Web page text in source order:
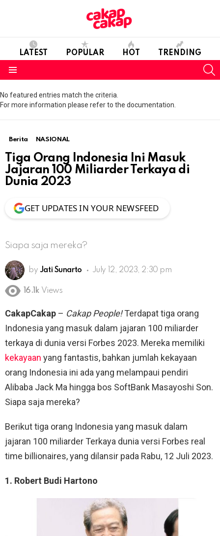
LATEST POPULAR HOT TRENDING
No featured entries match the criteria.
For more information please refer to the documentation.
Berita NASIONAL
Tiga Orang Indonesia Ini Masuk
Jajaran 100 Miliarder Terkaya di
Dunia 2023
GET UPDATES IN YOUR NEWSFEED
Siapa saja mereka?
by Jati Sunarto July 12, 2023, 2:30 pm
16.1k Views
CakapCakap – Cakap People!Terdapat tiga orang
Indonesia yang masuk dalam jajaran 100 miliarder
terkaya di dunia versi Forbes 2023. Mereka memiliki
kekayaan yang fantastis, bahkan jumlah kekayaan
orang Indonesia ini ada yang melampaui pendiri
Alibaba Jack Ma hingga bos SoftBank Masayoshi Son.
Siapa saja mereka?
Berikut tiga orang Indonesia yang masuk dalam
jajaran 100 miliarder Terkaya dunia versi Forbes real
time billionaires, yang dilansir pada Rabu, 12 Juli 2023.
1. Robert Budi Hartono